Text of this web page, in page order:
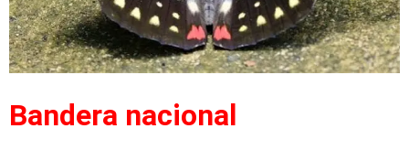
Bandera nacional